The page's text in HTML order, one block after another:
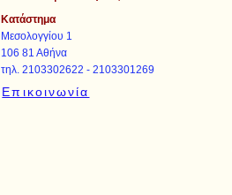
Κατάστημα
Μεσολογγίου 1
106 81 Αθήνα
τηλ. 2103302622 - 2103301269
Επικοινωνία